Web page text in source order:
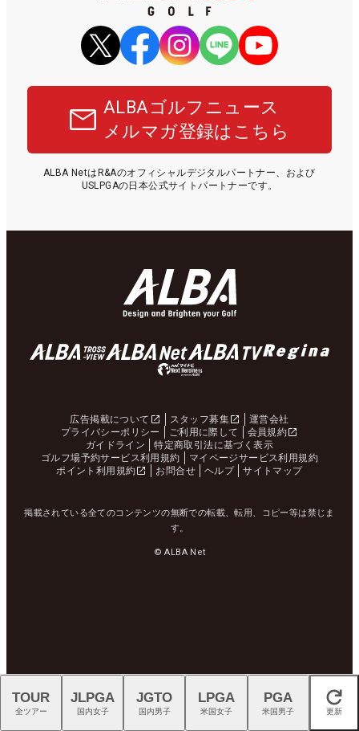
ALBAゴルフニュース
メルマガ登録はこちら
ALBA NetはR&Aのオフィシャルデジタルパートナー、および
USLPGAの日本公式サイトパートナーです。
広告掲載について スタッフ募集
運営会社
プライバシーポリシー
ご利用に際して
会員規約
ガイドライン
特定商取引法に基づく表示
ゴルフ場予約サービス利用規約
マイページサービス利用規約
ポイント利用規約
お問合せ ヘルプ サイトマップ
掲載されている全てのコンテンツの無断での転載、転用、コピー等は禁じま
す。
© ALBA Net
閉じる
TOUR
全ツアー
JLPGA
国内女子
JGTO
国内男子
LPGA
米国女子
PGA
米国男子 更新